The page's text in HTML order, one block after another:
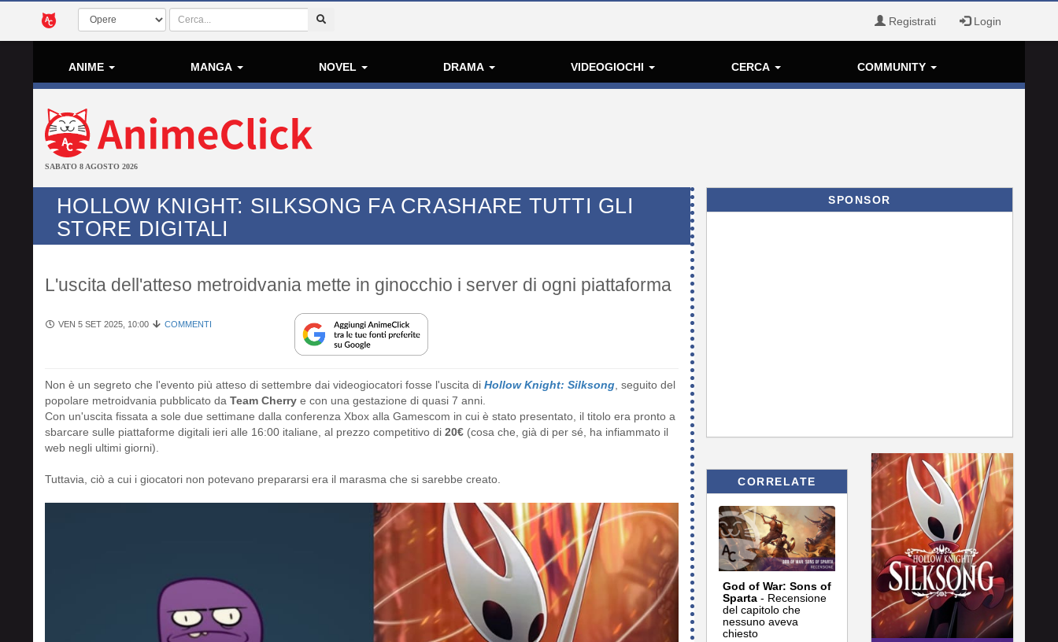
Registrati Login
ANIME MANGA NOVEL DRAMA VIDEOGIOCHI CERCA COMMUNITY
SABATO 8 AGOSTO 2026
HOLLOW KNIGHT: SILKSONG FA CRASHARE TUTTI GLI
STORE DIGITALI
L'uscita dell'atteso metroidvania mette in ginocchio i server di ogni piattaforma
VEN 5 SET 2025, 10:00 COMMENTI
Non è un segreto che l'evento più atteso di settembre dai videogiocatori fosse l'uscita di Hollow Knight: Silksong , seguito del
popolare metroidvania pubblicato da Team Cherry e con una gestazione di quasi 7 anni.
Con un'uscita fissata a sole due settimane dalla conferenza Xbox alla Gamescom in cui è stato presentato, il titolo era pronto a
sbarcare sulle piattaforme digitali ieri alle 16:00 italiane, al prezzo competitivo di 20€ (cosa che, già di per sé, ha infiammato il
web negli ultimi giorni).
Tuttavia, ciò a cui i giocatori non potevano prepararsi era il marasma che si sarebbe creato.
SPONSOR
CORRELATE
God of War: Sons of
Sparta - Recensione
del capitolo che
nessuno aveva
chiesto